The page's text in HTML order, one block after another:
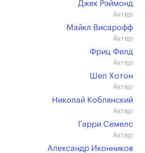
Джек Рэймонд
Актер
Майкл Висарофф
Актер
Фриц Фелд
Актер
Шеп Хотон
Актер
Николай Коблянский
Актер
Гарри Семелс
Актер
Александр Иконников